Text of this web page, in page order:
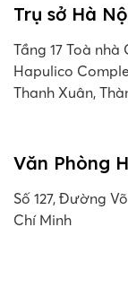
Trụ sở Hà
Tầng 17 Toà
Hapulico
Thanh Xuân,
Văn Phòng
Số 127, Đường
Chí Minh